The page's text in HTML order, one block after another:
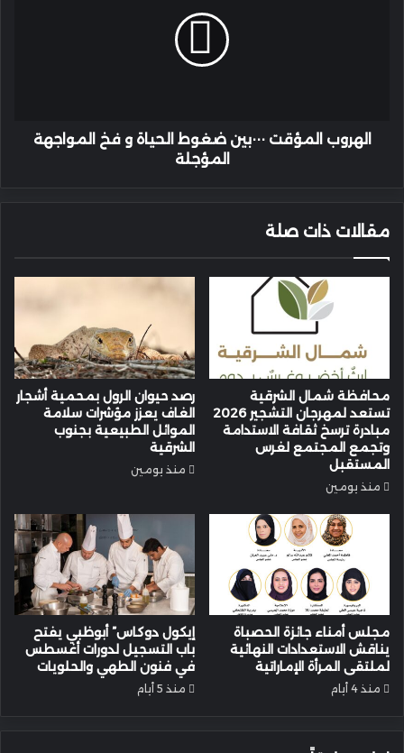
الهروب المؤقت ٠٠٠بين ضغوط الحياة و فخ المواجهة
المؤجلة
مقالات ذات صلة
محافظة شمال الشرقية
تستعد لمهرجان التشجير 2026
مبادرة ترسخ ثقافة الاستدامة
وتجمع المجتمع لغرس
المستقبل
منذ يومين
رصد حيوان الرول بمحمية أشجار
الغاف يعزز مؤشرات سلامة
الموائل الطبيعية بجنوب
الشرقية
منذ يومين
مجلس أمناء جائزة الحصباة
يناقش الاستعدادات النهائية
لملتقى المرأة الإماراتية
منذ 4 أيام
إيكول دوكاس” أبوظبي يفتح
باب التسجيل لدورات أغسطس
في فنون الطهي والحلويات
منذ 5 أيام